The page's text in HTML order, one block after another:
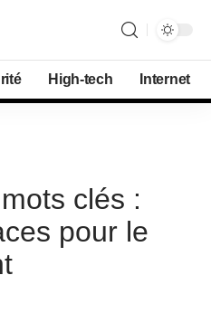
High-tech Internet
clés :
pour le